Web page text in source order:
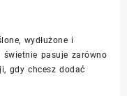
wydłużone i
świetnie pasuje zarówno
gdy chcesz dodać